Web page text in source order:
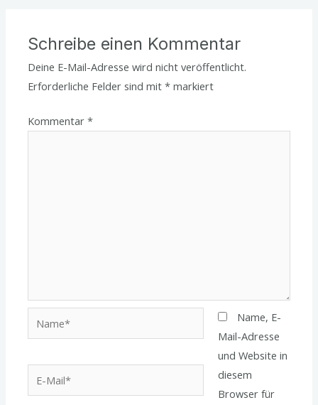
Schreibe einen Kommentar
Deine E-Mail-Adresse wird nicht veröffentlicht.
Erforderliche Felder sind mit* markiert
Kommentar*
Mail*
Name, E-
Mail-Adresse
und Website in
diesem
Browser für